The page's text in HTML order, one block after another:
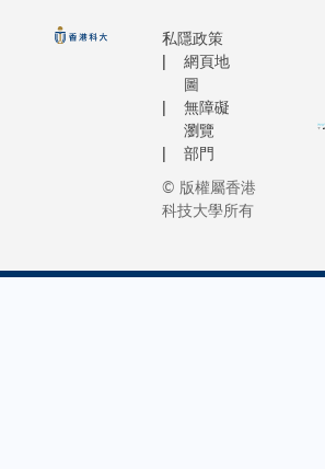
私隱政策
網頁地
圖
無障礙
瀏覽
部門
© 版權屬香港
科技大學所有